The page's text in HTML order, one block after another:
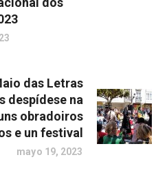
das Letras
despídese na
obradoiros
e un festival
mayo 19, 2023